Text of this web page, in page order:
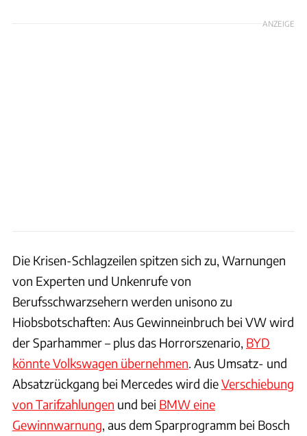
ANZEIGE
Die Krisen-Schlagzeilen spitzen sich zu, Warnungen
von Experten und Unkenrufe von
Berufsschwarzsehern werden unisono zu
Hiobsbotschaften: Aus Gewinneinbruch bei VW wird
der Sparhammer – plus das Horrorszenario, BYD
könnte Volkswagen übernehmen. Aus Umsatz- und
Absatzrückgang bei Mercedes wird dieVerschiebung
von Tarifzahlungen und bei BMW eine
Gewinnwarnung, aus dem Sparprogramm bei Bosch